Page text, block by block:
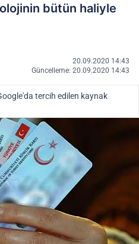
bütün haliyle
20.09.2020 14:43
Güncelleme: 20.09.2020 14:43
tercih edilen kaynak